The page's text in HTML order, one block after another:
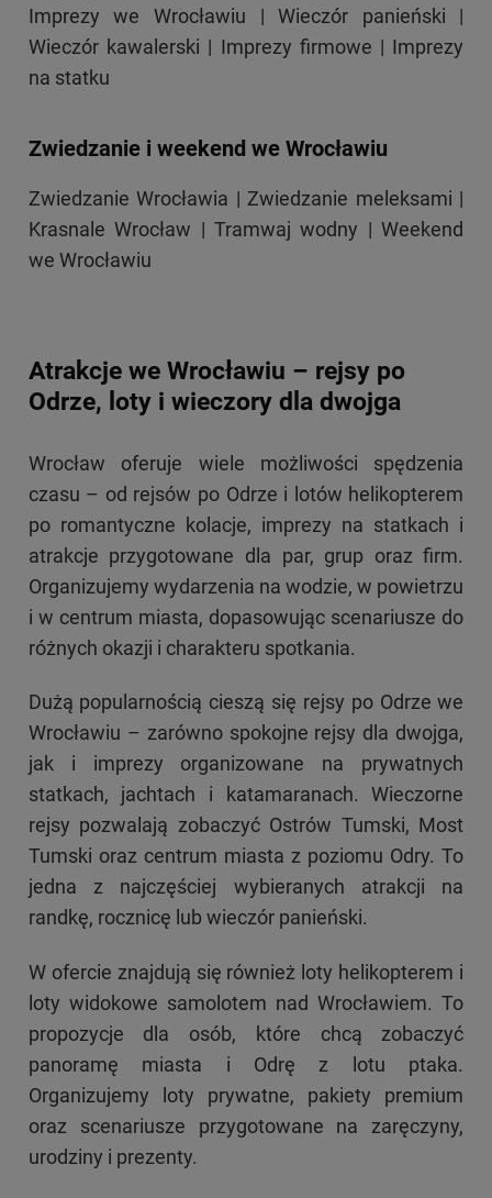
Imprezy we Wrocławiu |Wieczór panieński |
Wieczór kawalerski | Imprezy firmowe | Imprezy
na statku
Zwiedzanie i weekend we Wrocławiu
Zwiedzanie Wrocławia | Zwiedzanie meleksami |
Krasnale Wrocław | Tramwaj wodny |Weekend
we Wrocławiu
Atrakcje we Wrocławiu – rejsy po
Odrze, loty i wieczory dla dwojga
Wrocław oferuje wiele możliwości spędzenia
czasu – od rejsów po Odrze i lotów helikopterem
po romantyczne kolacje, imprezy na statkach i
atrakcje przygotowane dla par, grup oraz firm.
Organizujemy wydarzenia na wodzie, w powietrzu
i w centrum miasta, dopasowując scenariusze do
różnych okazji i charakteru spotkania.
Dużą popularnością cieszą się rejsy po Odrze we
Wrocławiu – zarówno spokojne rejsy dla dwojga,
jak i imprezy organizowane na prywatnych
statkach, jachtach i katamaranach. Wieczorne
rejsy pozwalają zobaczyć Ostrów Tumski, Most
Tumski oraz centrum miasta z poziomu Odry. To
jedna z najczęściej wybieranych atrakcji na
randkę, rocznicę lub wieczór panieński.
W ofercie znajdują się również loty helikopterem i
loty widokowe samolotem nad Wrocławiem. To
propozycje dla osób, które chcą zobaczyć
panoramę miasta i Odrę z lotu ptaka.
Organizujemy loty prywatne, pakiety premium
oraz scenariusze przygotowane na zaręczyny,
urodziny i prezenty.